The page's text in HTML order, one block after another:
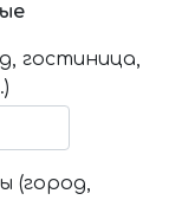
гостиница,
(город,